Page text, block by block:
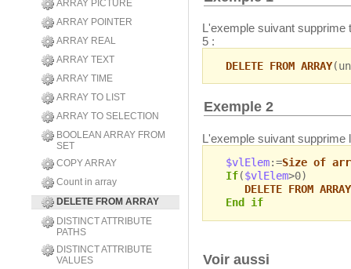
ARRAY PICTURE
ARRAY POINTER
ARRAY REAL
ARRAY TEXT
ARRAY TIME
ARRAY TO LIST
ARRAY TO SELECTION
BOOLEAN ARRAY FROM
SET
COPY ARRAY
Count in array
DELETE FROM ARRAY
DISTINCT ATTRIBUTE
PATHS
DISTINCT ATTRIBUTE
VALUES
L'exemple suivant
5 :
DELETE FROM ARRAY
Exemple 2
L'exemple suivant supprime
$vlElem:=Size of
If($vlElem>0)
DELETE FROM ARRAY
End if
Voir aussi